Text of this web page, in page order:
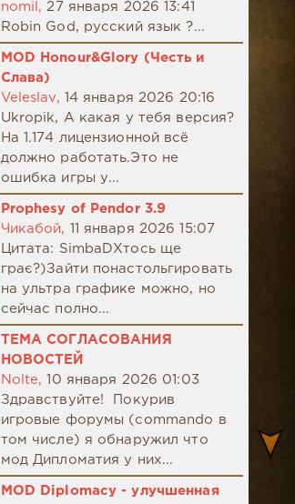
nomil, 27 января 2026 13:41
Robin God, русский язык ?...
MOD Honour&Glory (Честь и
Слава)
Veleslav,
14 января 2026 20:16
Ukropik, А какая у тебя версия?
На 1.174 лицензионной всё
должно работать.Это не
ошибка игры у...
Prophesy of Pendor 3.9
Чикабой,
11 января 2026 15:07
Цитата: SimbaDХтось ще
грає?)Зайти понастольгировать
на ультра графике можно, но
сейчас полно...
ТЕМА СОГЛАСОВАНИЯ
НОВОСТЕЙ
Nolte,
10 января 2026 01:03
Здравствуйте! Покурив
игровые форумы (commando в
том числе) я обнаружил что
мод Дипломатия у них...
MOD Diplomacy - улучшенная